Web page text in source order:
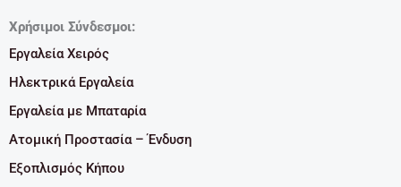
Χρήσιμοι Σύνδεσμοι:
Εργαλεία Χειρός
Ηλεκτρικά Εργαλεία
Εργαλεία με Μπαταρία
Ατομική Προστασία – Ένδυση
Εξοπλισμός Κήπου